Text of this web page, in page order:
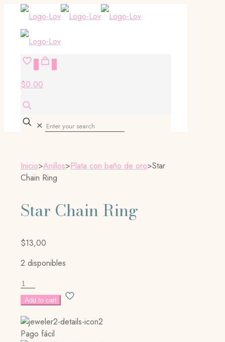
$0,00
✕
Inicio>Anillos>Plata con baño de oro>Star
Chain Ring
Star Chain Ring
$13,00
2 disponibles
Star
Chain
Ring
cantidad
Add to cart
Pago fácil